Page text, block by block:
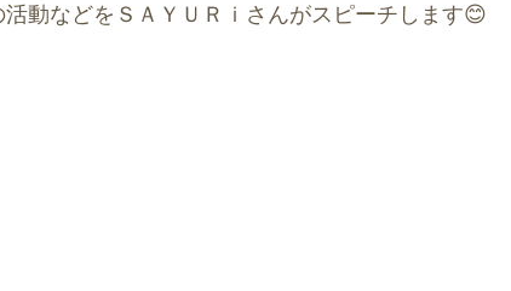
動などをＳＡＹＵＲｉさんがスピーチします😊